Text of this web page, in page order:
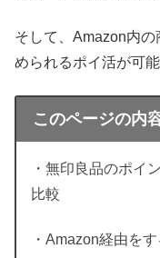
そして、Amazon内
められるポイ活が可
このページの内
・無印良品のポイ
比較
・Amazon経由を